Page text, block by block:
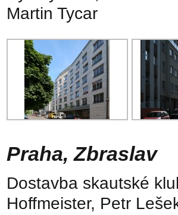
Martin Tycar
Praha, Zbraslav
Dostavba skautské
Hoffmeister, Petr